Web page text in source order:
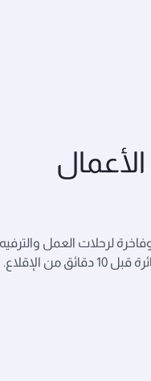
لرحلات العمل
الإقلاع.